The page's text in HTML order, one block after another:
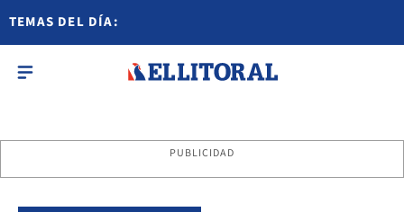
TEMAS DEL DÍA:
PUBLICIDAD